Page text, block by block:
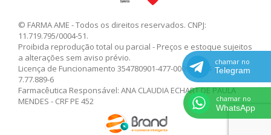
chamar no
Telegram
chamar no
WhatsApp
© FARMA AME - Todos os direitos reservados. CNPJ:
11.719.795/0004-51.
Proibida reprodução total ou parcial - Preços e estoque sujeitos
a alterações sem aviso prévio.
Licença de Funcionamento 354780901-477-000947-1-4 |AFE
7.77.889-6
Farmacêutica Responsável: ANA CLAUDIA ECHART DE PAULA
MENDES - CRF PE 452